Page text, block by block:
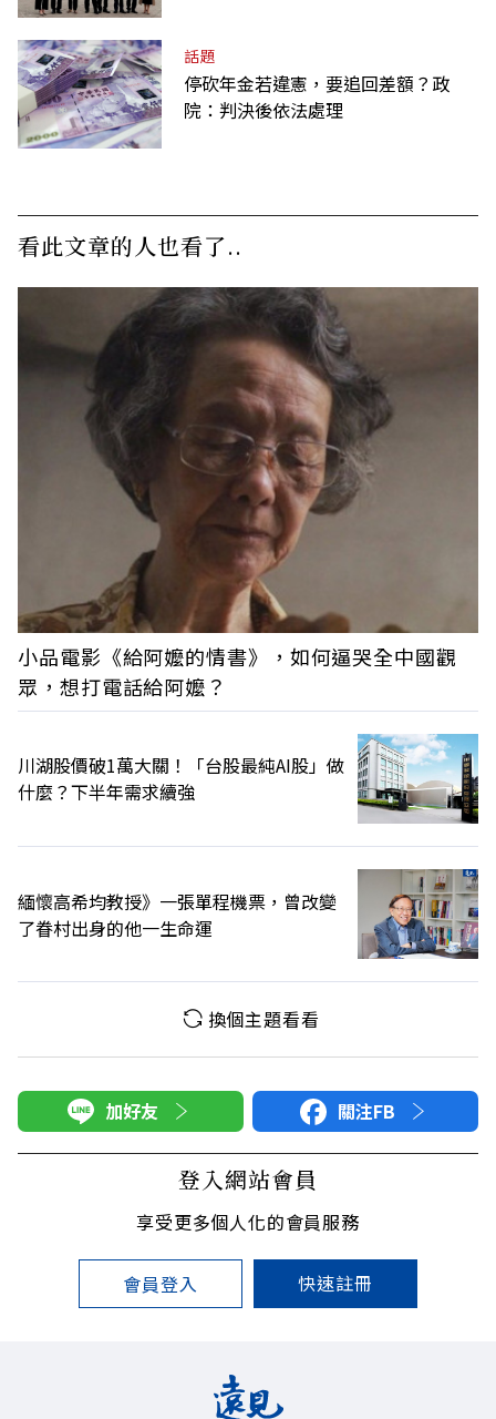
話題
停砍年金若違憲，要追回差額？政
院：判決後依法處理
看此文章的人也看了..
小品電影《給阿嬤的情書》，如何逼哭全中國觀
眾，想打電話給阿嬤？
川湖股價破1萬大關！「台股最純AI股」做
什麼？下半年需求續強
緬懷高希均教授》一張單程機票，曾改變
了眷村出身的他一生命運
換個主題看看
加好友 關注FB
登入網站會員
享受更多個人化的會員服務
會員登入 快速註冊